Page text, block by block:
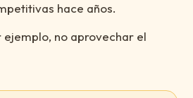
hace años.
no aprovechar el